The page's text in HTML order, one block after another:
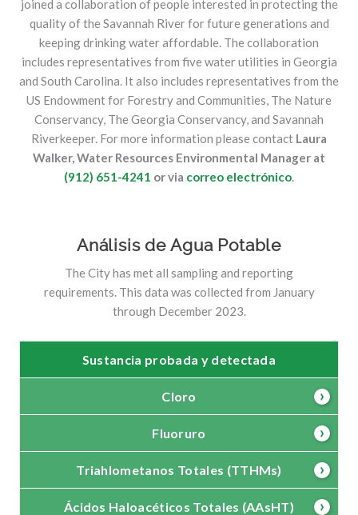
joined a collaboration of people interested in protecting the
quality of the Savannah River for future generations and
keeping drinking water affordable. The collaboration
includes representatives from five water utilities in Georgia
and South Carolina. It also includes representatives from the
US Endowment for Forestry and Communities, The Nature
Conservancy, The Georgia Conservancy, and Savannah
Riverkeeper. For more information please contact Laura
Walker, Water Resources Environmental Manager at
(912) 651-4241 or via correo electrónico.
Análisis de Agua Potable
The City has met all sampling and reporting
requirements. This data was collected from January
through December 2023.
Sustancia probada y detectada
Cloro
Fluoruro
Triahlometanos Totales (TTHMs)
Ácidos Haloacéticos Totales (AAsHT)